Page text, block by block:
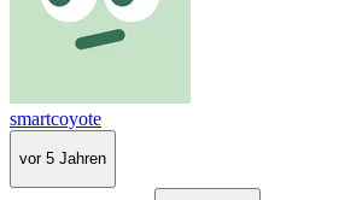
smartcoyote
vor 5 Jahren